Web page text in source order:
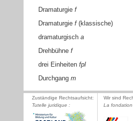
Dramaturgie f
Dramaturgie f(klassische)
dramaturgisch a
Drehbühne f
drei Einheiten fpl
Durchgang m
Zuständige Rechtsaufsicht:
Tutelle juridique :
Wir sind
La